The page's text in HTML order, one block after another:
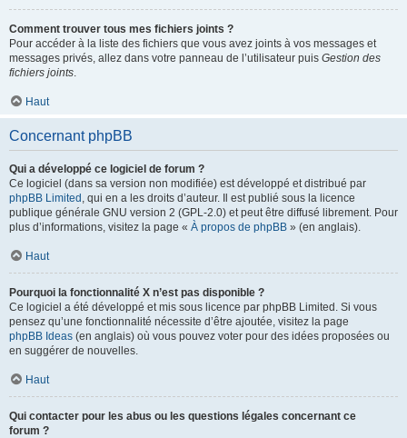
Comment trouver tous mes fichiers joints ?
Pour accéder à la liste des fichiers que vous avez joints à vos messages et
messages privés, allez dans votre panneau de l’utilisateur puis Gestion des
fichiers joints.
Haut
Concernant phpBB
Qui a développé ce logiciel de forum ?
Ce logiciel (dans sa version non modifiée) est développé et distribué par
phpBB Limited , qui en a les droits d’auteur. Il est publié sous la licence
publique générale GNU version 2 (GPL-2.0) et peut être diffusé librement. Pour
plus d’informations, visitez la page « À propos de phpBB » (en anglais).
Haut
Pourquoi la fonctionnalité X n’est pas disponible ?
Ce logiciel a été développé et mis sous licence par phpBB Limited. Si vous
pensez qu’une fonctionnalité nécessite d’être ajoutée, visitez la page
phpBB Ideas (en anglais) où vous pouvez voter pour des idées proposées ou
en suggérer de nouvelles.
Haut
Qui contacter pour les abus ou les questions légales concernant ce
forum ?